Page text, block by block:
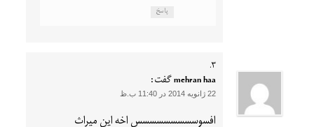
پاسخ
mehran haaگفت:
22 ژانویه 2014 در 11:40 ب.ظ
افسوسسسسسسسسس اخه این میراث